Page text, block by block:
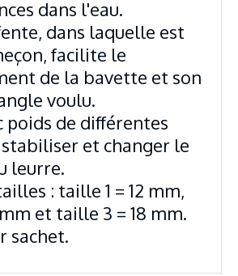
dans l'eau.
dans laquelle est
facilite le
de la bavette et son
voulu.
poids de différentes
et changer le
leurre.
: taille 1 = 12 mm,
et taille 3 = 18 mm.
sachet.